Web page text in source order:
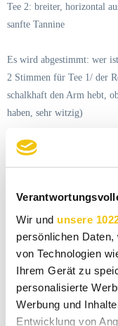
Wir und unsere
persönlichen
von Technologien
Ihrem Gerät zu
personalisierte
Werbung und
Entwicklung von
Tee 2: breiter, horizontal
sanfte Tannine
Es wird abgestimmt: wer
2 Stimmen für Tee 1/ der
schalkhaft den Arm hebt,
haben, sehr witzig)
Er findet wirklich Tee 2
Tee 2: Bai Cha Yuan